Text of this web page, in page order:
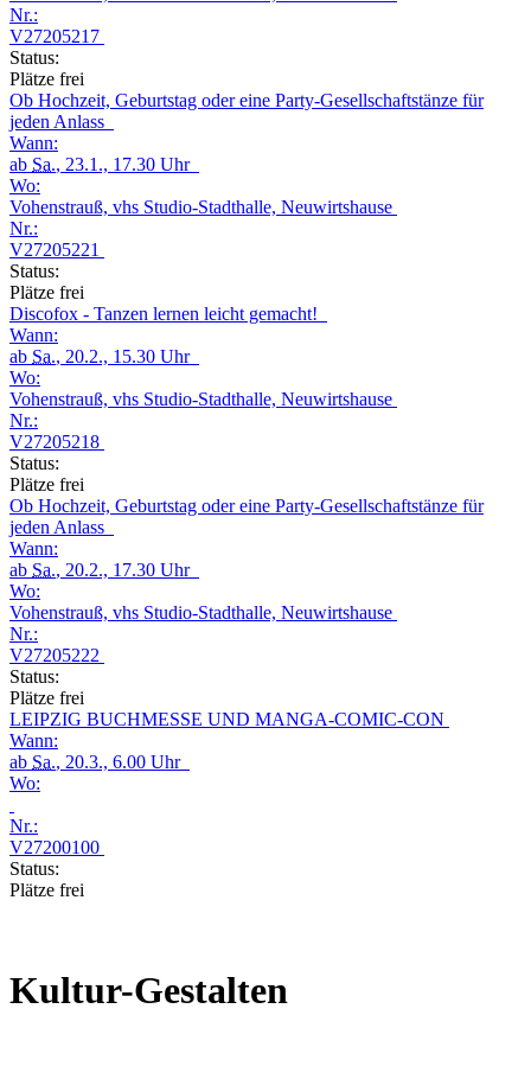
Nr.:
V27205217
Status:
Plätze frei
Ob Hochzeit, Geburtstag oder eine Party-Gesellschaftstänze für
jeden Anlass
Wann:
ab Sa., 23.1., 17.30 Uhr
Wo:
Vohenstrauß, vhs Studio-Stadthalle, Neuwirtshause
Nr.:
V27205221
Status:
Plätze frei
Discofox - Tanzen lernen leicht gemacht!
Wann:
ab Sa., 20.2., 15.30 Uhr
Wo:
Vohenstrauß, vhs Studio-Stadthalle, Neuwirtshause
Nr.:
V27205218
Status:
Plätze frei
Ob Hochzeit, Geburtstag oder eine Party-Gesellschaftstänze für
jeden Anlass
Wann:
ab Sa., 20.2., 17.30 Uhr
Wo:
Vohenstrauß, vhs Studio-Stadthalle, Neuwirtshause
Nr.:
V27205222
Status:
Plätze frei
LEIPZIG BUCHMESSE UND MANGA-COMIC-CON
Wann:
ab Sa., 20.3., 6.00 Uhr
Wo:
Nr.:
V27200100
Status:
Plätze frei
Kultur-Gestalten